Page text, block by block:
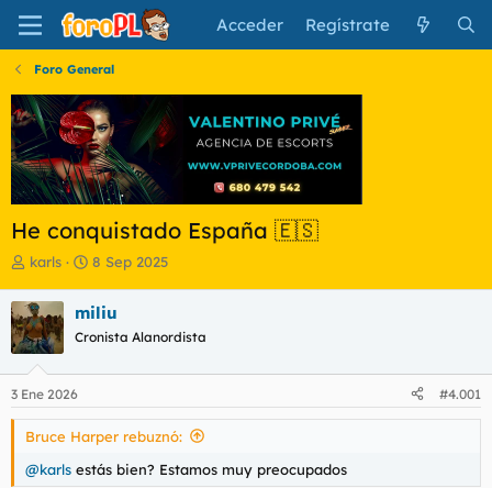
Acceder Regístrate
Foro General
He conquistado España 🇪🇸
I
i
c
i
a
d
o
r
d
l
karls
F
h
a
e
n
i
i
8 Sep 2025
miliu
Cronista Alanordista
3 Ene 2026 #4.001
Bruce Harper rebuznó:
@karls estás bien? Estamos muy preocupados